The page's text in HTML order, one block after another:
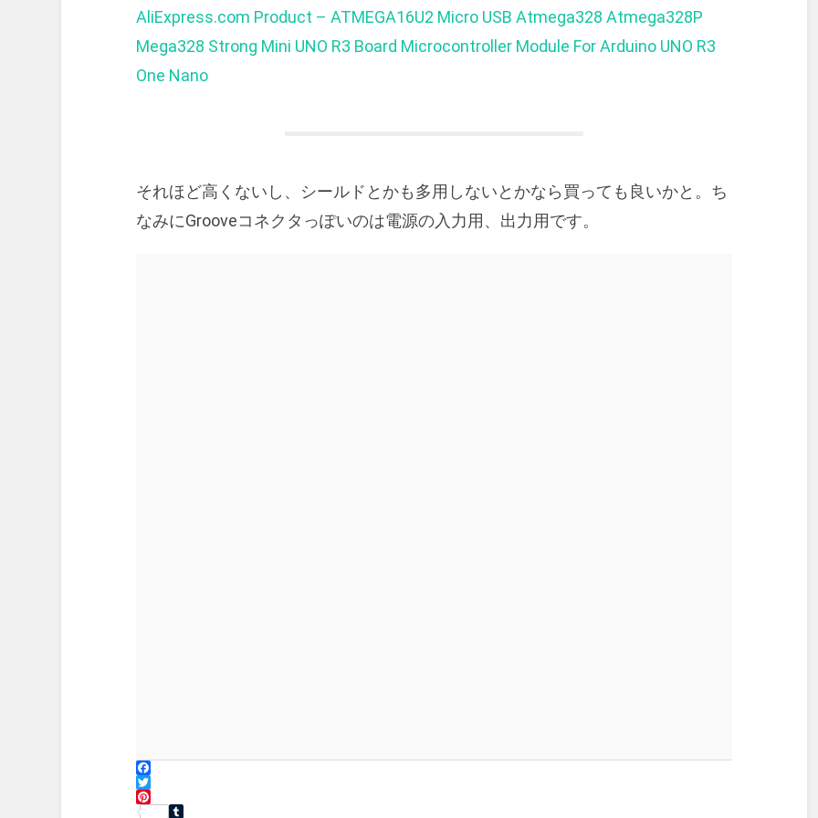
AliExpress.com Product – ATMEGA16U2 Micro USB Atmega328 Atmega328P
Mega328 Strong Mini UNO R3 Board Microcontroller Module For Arduino UNO R3
One Nano
それほど高くないし、シールドとかも多用しないとかなら買っても良いかと。ち
なみにGrooveコネクタっぽいのは電源の入力用、出力用です。
Facebook
Twitter
Pinterest